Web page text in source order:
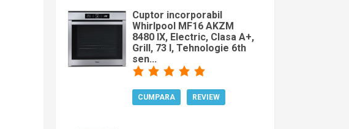
Cuptor incorporabil
Whirlpool MF16 AKZM
8480 IX, Electric, Clasa A+,
Grill, 73 l, Tehnologie 6th
sen...
CUMPARA REVIEW